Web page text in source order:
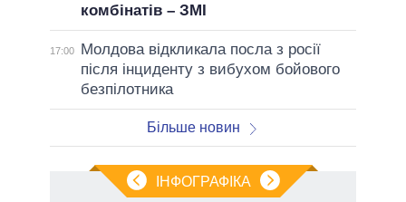
комбінатів – ЗМІ
17:00
Молдова відкликала посла з росії
після інциденту з вибухом бойового
безпілотника
Більше новин
ІНФОГРАФІКА